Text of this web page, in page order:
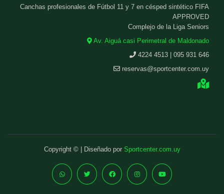
Canchas profesionales de Fútbol 11 y 7 en césped sintético FIFA
APPROVED
Complejo de la Liga Seniors
Av. Aiguá casi Perimetral de Maldonado
4224 4513 | 095 931 646
reservas@sportcenter.com.uy
Copyright © | Diseñado por Sportcenter.com.uy